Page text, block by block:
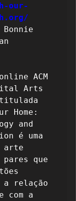
our-
ACM
Arts
Home:
and
é uma
arte
que
a relação
com a